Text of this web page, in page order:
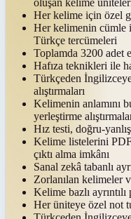
oluşan kelime
Her kelime için özel
Her kelimenin cümle
Türkçe tercümeleri
Toplamda 3200 adet
Hafıza teknikleri ile
Türkçeden
alıştırmaları
Kelimenin anlamını
yerleştirme
Hız testi, doğru-
Kelime listelerini
çıktı alma imkânı
Sanal zekâ tabanlı
Zorlanılan kelimeler
Kelime bazlı
Her üniteye özel not